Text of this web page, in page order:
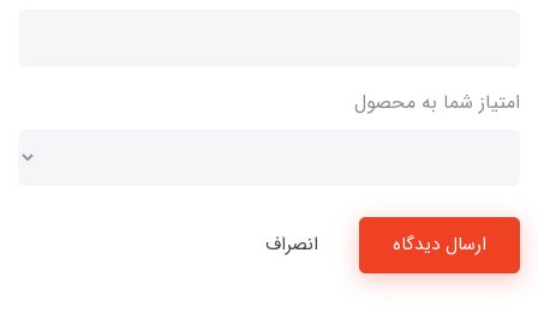
امتیاز شما به محصول
ارسال دیدگاه انصراف